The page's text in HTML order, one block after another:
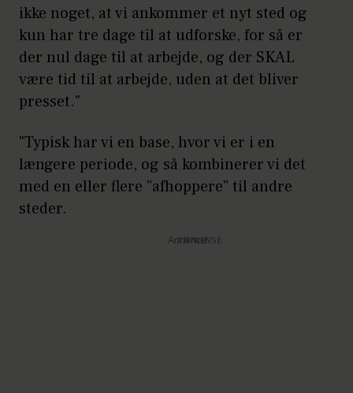
ikke noget, at vi ankommer et nyt sted og
kun har tre dage til at udforske, for så er
der nul dage til at arbejde, og der SKAL
være tid til at arbejde, uden at det bliver
presset."
"Typisk har vi en base, hvor vi er i en
længere periode, og så kombinerer vi det
med en eller flere ”afhoppere” til andre
steder.
Annonce